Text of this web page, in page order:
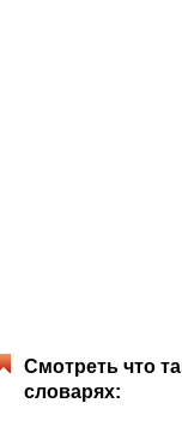
Смотреть что
словарях: